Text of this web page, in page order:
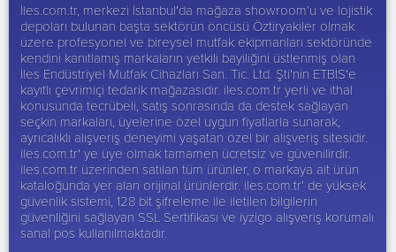
İles.com.tr, merkezi İstanbul'da mağaza showroom’u ve lojistik
depoları bulunan başta sektörün öncüsü Öztiryakilerolmak
üzere profesyonel ve bireysel mutfak ekipmanları sektöründe
kendini kanıtlamış markaların yetkili bayiliğini üstlenmiş olan
İles Endüstriyel Mutfak Cihazları San. Tic. Ltd. Şti'nin ETBİS'e
kayıtlı çevrimiçi tedarik mağazasıdır. iles.com.tr yerli ve ithal
konusunda tecrübeli, satış sonrasında da destek sağlayan
seçkin markaları, üyelerine özel uygun fiyatlarla sunarak,
ayrıcalıklı alışveriş deneyimi yaşatan özel bir alışveriş sitesidir.
iles.com.tr' ye üye olmak tamamen ücretsiz ve güvenilirdir.
iles.com.tr üzerinden satılan tüm ürünler, o markaya ait ürün
kataloğunda yer alan orijinal ürünlerdir. iles.com.tr’ de yüksek
güvenlik sistemi, 128 bit şifreleme ile iletilen bilgilerin
güvenliğini sağlayan SSL Sertifikası ve iyzigo alışveriş korumalı
sanal pos kullanılmaktadır.